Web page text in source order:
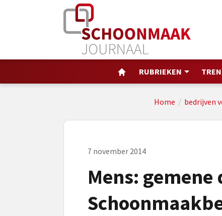
RUBRIEKEN
Home / bedrijven
7 november 2014
Mens: